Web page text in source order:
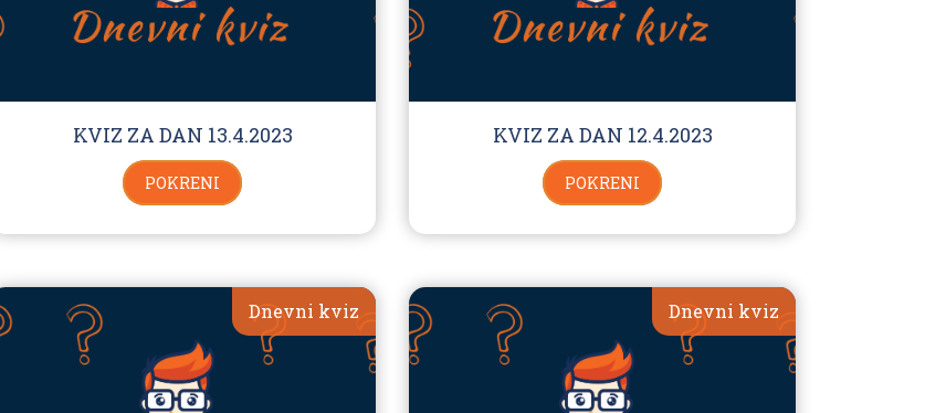
KVIZ ZA DAN 13.4.2023
POKRENI
KVIZ ZA DAN 12.4.2023
POKRENI
Dnevni kviz Dnevni kviz